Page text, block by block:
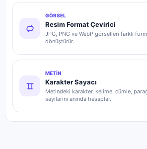
GÖRSEL
Resim Format Çevirici
JPG, PNG ve WebP görselleri farklı
dönüştürür.
METIN
Karakter Sayacı
Metindeki karakter, kelime, cümle,
sayılarını anında hesaplar.